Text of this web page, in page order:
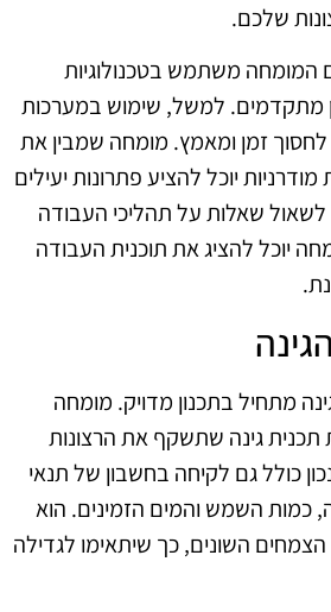
שלכם.
המומחה משתמש בטכנולוגיות
מתקדמים. למשל, שימוש במערכות
לחסוך זמן ומאמץ. מומחה שמבין את
מודרניות יוכל להציע פתרונות יעילים
לשאול שאלות על תהליכי העבודה
יוכל להציג את תוכנית העבודה
מתחיל בתכנון מדויק. מומחה
תכנית גינה שתשקף את הרצונות
כולל גם לקיחה בחשבון של תנאי
כמות השמש והמים הזמינים. הוא
השונים, כך שיתאימו לגדילה